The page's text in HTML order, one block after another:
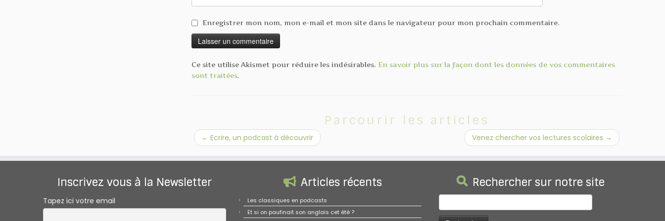
Enregistrer mon nom, mon e-mail et mon site dans le navigateur pour mon prochain commentaire.
Ce site utilise Akismet pour réduire les indésirables. En savoir plus sur la façon dont les données de vos commentaires
sont traitées.
Parcourir les articles
← Ecrire, un podcast à découvrir Venez chercher vos lectures scolaires →
Inscrivez vous à la Newsletter
Tapez ici votre email
Articles récents
Les classiques en podcasts
Et si on paufinait son anglais cet été ?
Rechercher sur notre site